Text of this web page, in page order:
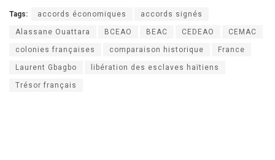
Tags: accords économiques accords signés
Alassane Ouattara BCEAO BEAC CEDEAO CEMAC
colonies françaises comparaison historique France
Laurent Gbagbo libération des esclaves haïtiens
Trésor français